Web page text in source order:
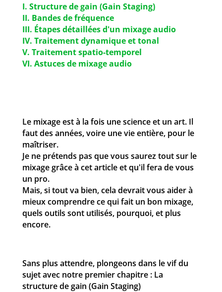
I. Structure de gain (Gain Staging)
II. Bandes de fréquence
III. Étapes détaillées d'un mixage audio
IV. Traitement dynamique et tonal
V. Traitement spatio-temporel
VI. Astuces de mixage audio
Le mixage est à la fois une science et un art. Il
faut des années, voire une vie entière, pour le
maîtriser.
Je ne prétends pas que vous saurez tout sur le
mixage grâce à cet article et qu'il fera de vous
un pro.
Mais, si tout va bien, cela devrait vous aider à
mieux comprendre ce qui fait un bon mixage,
quels outils sont utilisés, pourquoi, et plus
encore.
Sans plus attendre, plongeons dans le vif du
sujet avec notre premier chapitre : La
structure de gain (Gain Staging)